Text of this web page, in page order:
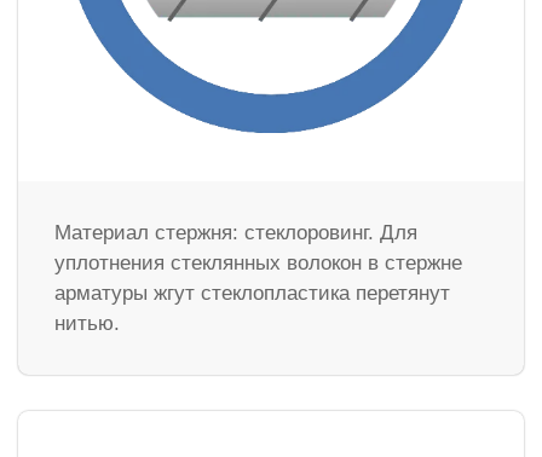
Материал стержня: стеклоровинг. Для
уплотнения стеклянных волокон в стержне
арматуры жгут стеклопластика перетянут
нитью.